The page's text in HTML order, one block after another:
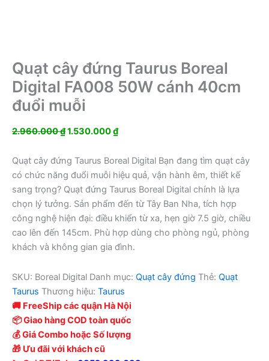
Quạt cây đứng Taurus Boreal
Digital FA008 50W cánh 40cm
đuổi muỗi
2.960.000₫Giá
là:
2.960.000 ₫.
1.530.000₫Giá
tại
là:
1.530.000 ₫.
Quạt cây đứng Taurus Boreal Digital Bạn đang tìm quạt cây
có chức năng đuổi muỗi hiệu quả, vận hành êm, thiết kế
sang trọng? Quạt đứng Taurus Boreal Digital chính là lựa
chọn lý tưởng. Sản phẩm đến từ Tây Ban Nha, tích hợp
công nghệ hiện đại: điều khiển từ xa, hẹn giờ 7.5 giờ, chiều
cao lên đến 145cm. Phù hợp dùng cho phòng ngủ, phòng
khách và không gian gia đình.
SKU: Boreal Digital Danh mục: Quạt cây đứng Thẻ: Quạt
Taurus Thương hiệu: Taurus
🚚 FreeShip các quận Hà Nội
📦 Giao hàng COD toàn quốc
💰 Giá Combo hoặc Số lượng
🎁 Ưu đãi với khách cũ